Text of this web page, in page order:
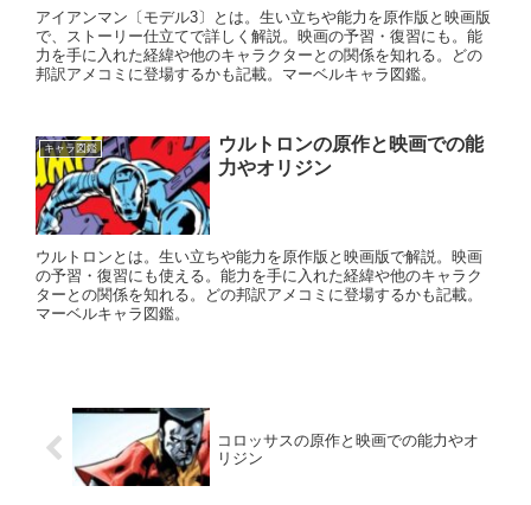
アイアンマン〔モデル3〕とは。生い立ちや能力を原作版と映画版
で、ストーリー仕立てで詳しく解説。映画の予習・復習にも。能
力を手に入れた経緯や他のキャラクターとの関係を知れる。どの
邦訳アメコミに登場するかも記載。マーベルキャラ図鑑。
キャラ図鑑
ウルトロンの原作と映画での能
力やオリジン
ウルトロンとは。生い立ちや能力を原作版と映画版で解説。映画
の予習・復習にも使える。能力を手に入れた経緯や他のキャラク
ターとの関係を知れる。どの邦訳アメコミに登場するかも記載。
マーベルキャラ図鑑。
コロッサスの原作と映画での能力やオ
リジン